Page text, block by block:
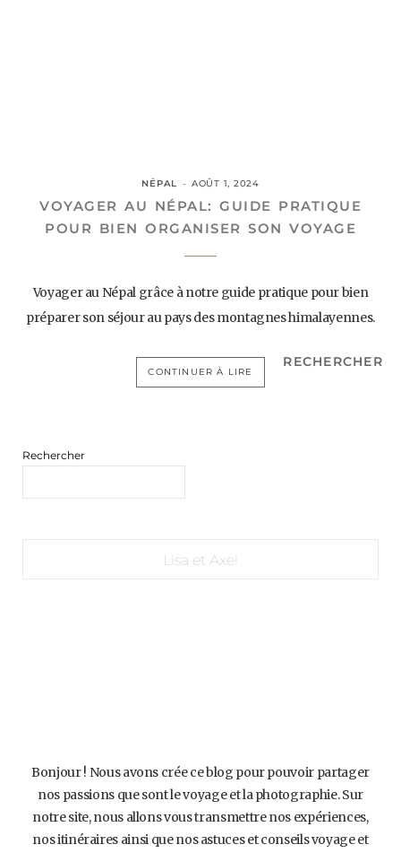
NÉPAL AOÛT 1, 2024
VOYAGER AU NÉPAL: GUIDE PRATIQUE
POUR BIEN ORGANISER SON VOYAGE
Voyager au Népal grâce à notre guide pratique pour bien
préparer son séjour au pays des montagnes himalayennes.
CONTINUER À LIRE
Rechercher
RECHERCHER
Lisa et Axel
Bonjour ! Nous avons crée ce blog pour pouvoir partager
nos passions que sont le voyage et la photographie. Sur
notre site, nous allons vous transmettre nos expériences,
nos itinéraires ainsi que nos astuces et conseils voyage et